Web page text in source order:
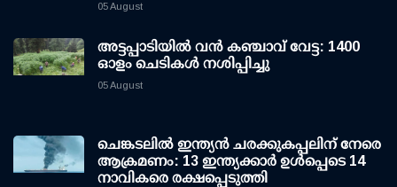
05 August
അട്ടപ്പാടിയില്‍ വന്‍ കഞ്ചാവ് വേട്ട: 1400
ഓളം ചെടികള്‍ നശിപ്പിച്ചു
05 August
ചെങ്കടലില്‍ ഇന്ത്യന്‍ ചരക്കുകപ്പലിന് നേരെ
ആക്രമണം: 13 ഇന്ത്യക്കാര്‍ ഉള്‍പ്പെടെ 14
നാവികരെ രക്ഷപ്പെടുത്തി